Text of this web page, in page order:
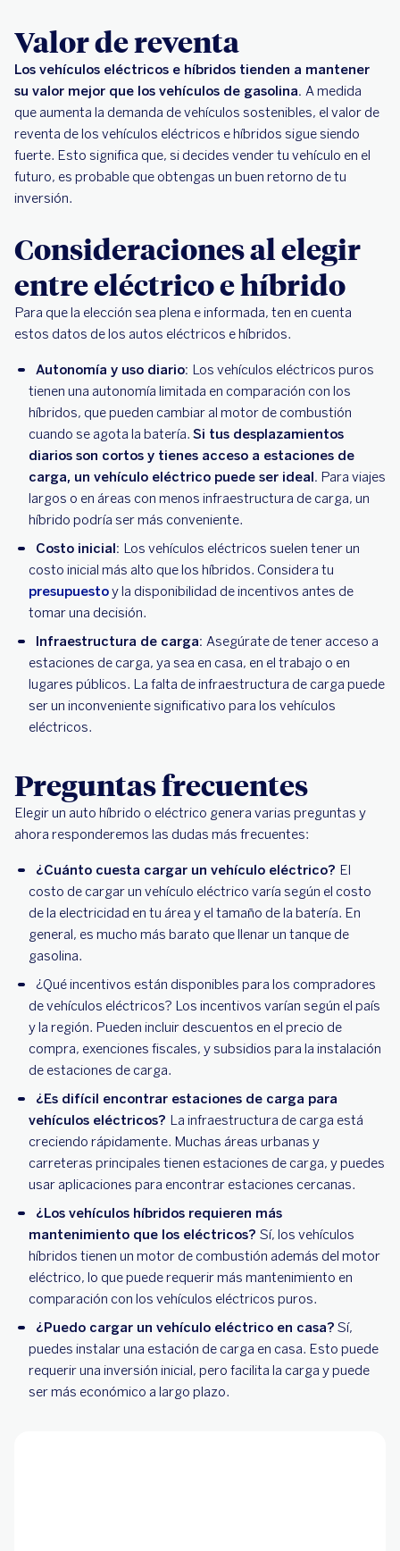
Valor de reventa
Los vehículos eléctricos e híbridos tienden a mantener
su valor mejor que los vehículos de gasolina. A medida
que aumenta la demanda de vehículos sostenibles, el valor de
reventa de los vehículos eléctricos e híbridos sigue siendo
fuerte. Esto significa que, si decides vender tu vehículo en el
futuro, es probable que obtengas un buen retorno de tu
inversión.
Consideraciones al elegir
entre eléctrico e híbrido
Para que la elección sea plena e informada, ten en cuenta
estos datos de los autos eléctricos e híbridos.
Autonomía y uso diario: Los vehículos eléctricos puros
tienen una autonomía limitada en comparación con los
híbridos, que pueden cambiar al motor de combustión
cuando se agota la batería. Si tus desplazamientos
diarios son cortos y tienes acceso a estaciones de
carga, un vehículo eléctrico puede ser ideal. Para viajes
largos o en áreas con menos infraestructura de carga, un
híbrido podría ser más conveniente.
Costo inicial: Los vehículos eléctricos suelen tener un
costo inicial más alto que los híbridos. Considera tu
presupuestoy la disponibilidad de incentivos antes de
tomar una decisión.
Infraestructura de carga: Asegúrate de tener acceso a
estaciones de carga, ya sea en casa, en el trabajo o en
lugares públicos. La falta de infraestructura de carga puede
ser un inconveniente significativo para los vehículos
eléctricos.
Preguntas frecuentes
Elegir un auto híbrido o eléctrico genera varias preguntas y
ahora responderemos las dudas más frecuentes:
¿Cuánto cuesta cargar un vehículo eléctrico? El
costo de cargar un vehículo eléctrico varía según el costo
de la electricidad en tu área y el tamaño de la batería. En
general, es mucho más barato que llenar un tanque de
gasolina.
¿Qué incentivos están disponibles para los compradores
de vehículos eléctricos? Los incentivos varían según el país
y la región. Pueden incluir descuentos en el precio de
compra, exenciones fiscales, y subsidios para la instalación
de estaciones de carga.
¿Es difícil encontrar estaciones de carga para
vehículos eléctricos? La infraestructura de carga está
creciendo rápidamente. Muchas áreas urbanas y
carreteras principales tienen estaciones de carga, y puedes
usar aplicaciones para encontrar estaciones cercanas.
¿Los vehículos híbridos requieren más
mantenimiento que los eléctricos? Sí, los vehículos
híbridos tienen un motor de combustión además del motor
eléctrico, lo que puede requerir más mantenimiento en
comparación con los vehículos eléctricos puros.
¿Puedo cargar un vehículo eléctrico en casa? Sí,
puedes instalar una estación de carga en casa. Esto puede
requerir una inversión inicial, pero facilita la carga y puede
ser más económico a largo plazo.